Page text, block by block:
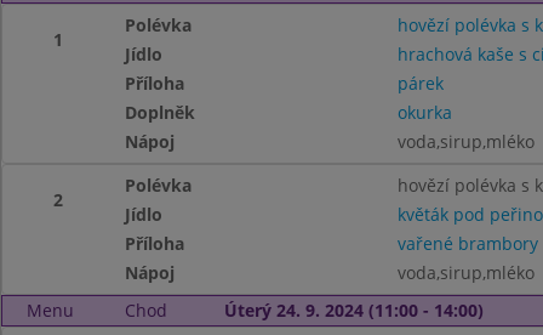
1
Polévka
hovězí polévka s
Jídlo
hrachová kaše s
Příloha
párek
Doplněk
okurka
Nápoj
voda,sirup,mléko
2
Polévka
hovězí polévka s
Jídlo
květák pod
Příloha
vařené brambory
Nápoj
voda,sirup,mléko
Menu
Chod Úterý 24. 9. 2024 (11:00 - 14:00)